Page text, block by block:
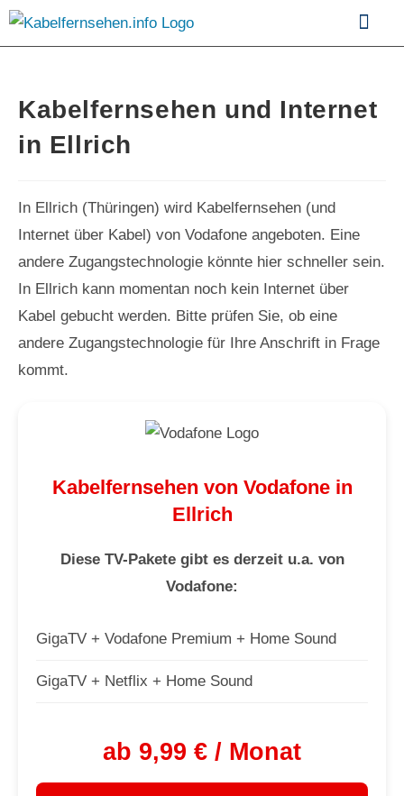
Kabelfernsehen und Internet
in Ellrich
In Ellrich (Thüringen) wird Kabelfernsehen (und
Internet über Kabel) von Vodafone angeboten. Eine
andere Zugangstechnologie könnte hier schneller sein.
In Ellrich kann momentan noch kein Internet über
Kabel gebucht werden. Bitte prüfen Sie, ob eine
andere Zugangstechnologie für Ihre Anschrift in Frage
kommt.
Kabelfernsehen von Vodafone in
Ellrich
Diese TV-Pakete gibt es derzeit u.a. von
Vodafone:
GigaTV + Vodafone Premium + Home Sound
GigaTV + Netflix + Home Sound
ab 9,99 € / Monat